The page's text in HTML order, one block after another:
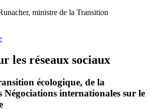
ministre de la Transition
les réseaux sociaux
écologique, de la
Négociations internationales sur le